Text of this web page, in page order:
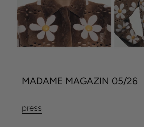
MADAME MAGAZIN 05/26
press